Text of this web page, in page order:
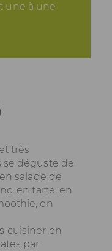
une à une
très
se déguste de
salade de
en tarte, en
en
cuisiner en
par